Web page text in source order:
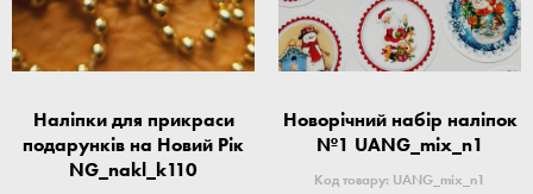
Наліпки для прикраси
подарунків на Новий Рік
NG_nakl_k110
Новорічний набір наліпок
№1 UANG_mix_n1
Код товару: UANG_mix_n1